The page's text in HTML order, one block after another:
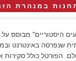
במנהרת
היסטוריים" מבוסס
שנפרסה באינטרנט
הפורטל כולל סקירות